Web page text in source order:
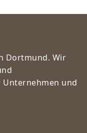
Dortmund. Wir
und